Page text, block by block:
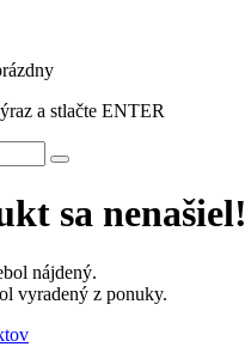
a stlačte ENTER
sa nenašiel!
nájdený.
vyradený z ponuky.